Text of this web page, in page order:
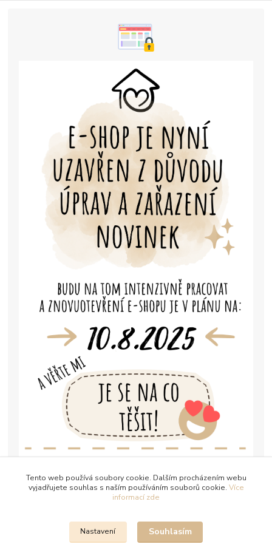
Tento web používá soubory cookie. Dalším procházením webu
vyjadřujete souhlas s naším používáním souborů cookie. Více
informací zde
Nastavení Souhlasím